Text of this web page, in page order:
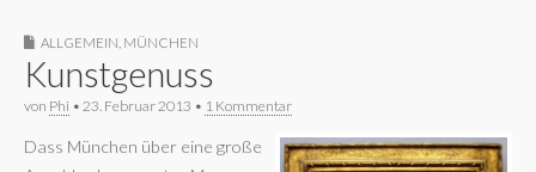
ALLGEMEIN MÜNCHEN
Kunstgenuss
von Phi • 23. Februar 2013 • 1 Kommentar
Dass München über eine große